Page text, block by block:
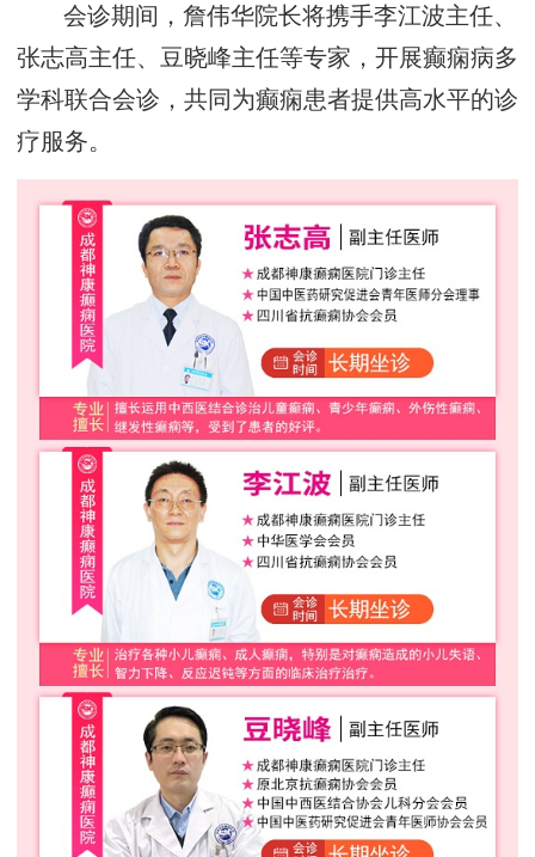
会诊期间，詹伟华院长将携手李江波主任、
张志高主任、豆晓峰主任等专家，开展癫痫病多
学科联合会诊，共同为癫痫患者提供高水平的诊
疗服务。